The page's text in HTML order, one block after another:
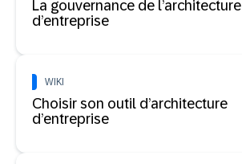
La gouvernance de l’architecture
d’entreprise
WIKI
Choisir son outil d’architecture
d’entreprise